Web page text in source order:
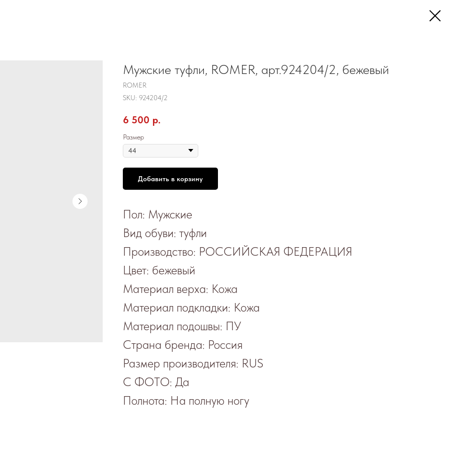
Мужские туфли, ROMER, арт.924204/2, бежевый
ROMER
SKU: 924204/2
6 500 р.
Размер
Добавить в корзину
Пол: Мужские
Вид обуви: туфли
Производство: РОССИЙСКАЯ ФЕДЕРАЦИЯ
Цвет: бежевый
Материал верха: Кожа
Материал подкладки: Кожа
Материал подошвы: ПУ
Страна бренда: Россия
Размер производителя: RUS
С ФОТО: Да
Полнота: На полную ногу